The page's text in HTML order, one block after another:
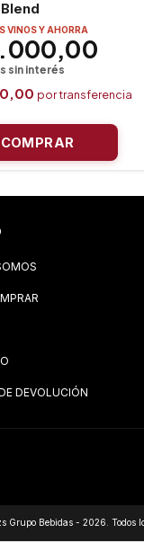
VINOS Y AHORRA
DEVOLUCIÓN
Grupo Bebidas - 2026. Todos